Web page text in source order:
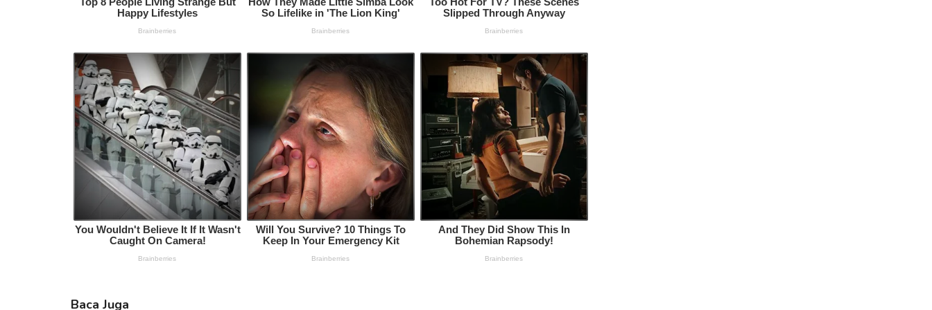
Baca Juga